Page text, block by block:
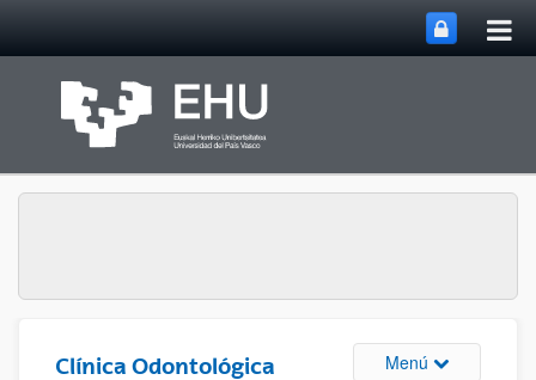
Clínica Odontológica Menú Abrir/cerrar